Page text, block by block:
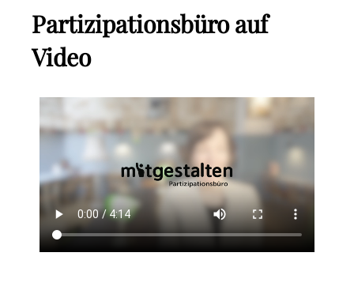
Partizipationsbüro auf
Video